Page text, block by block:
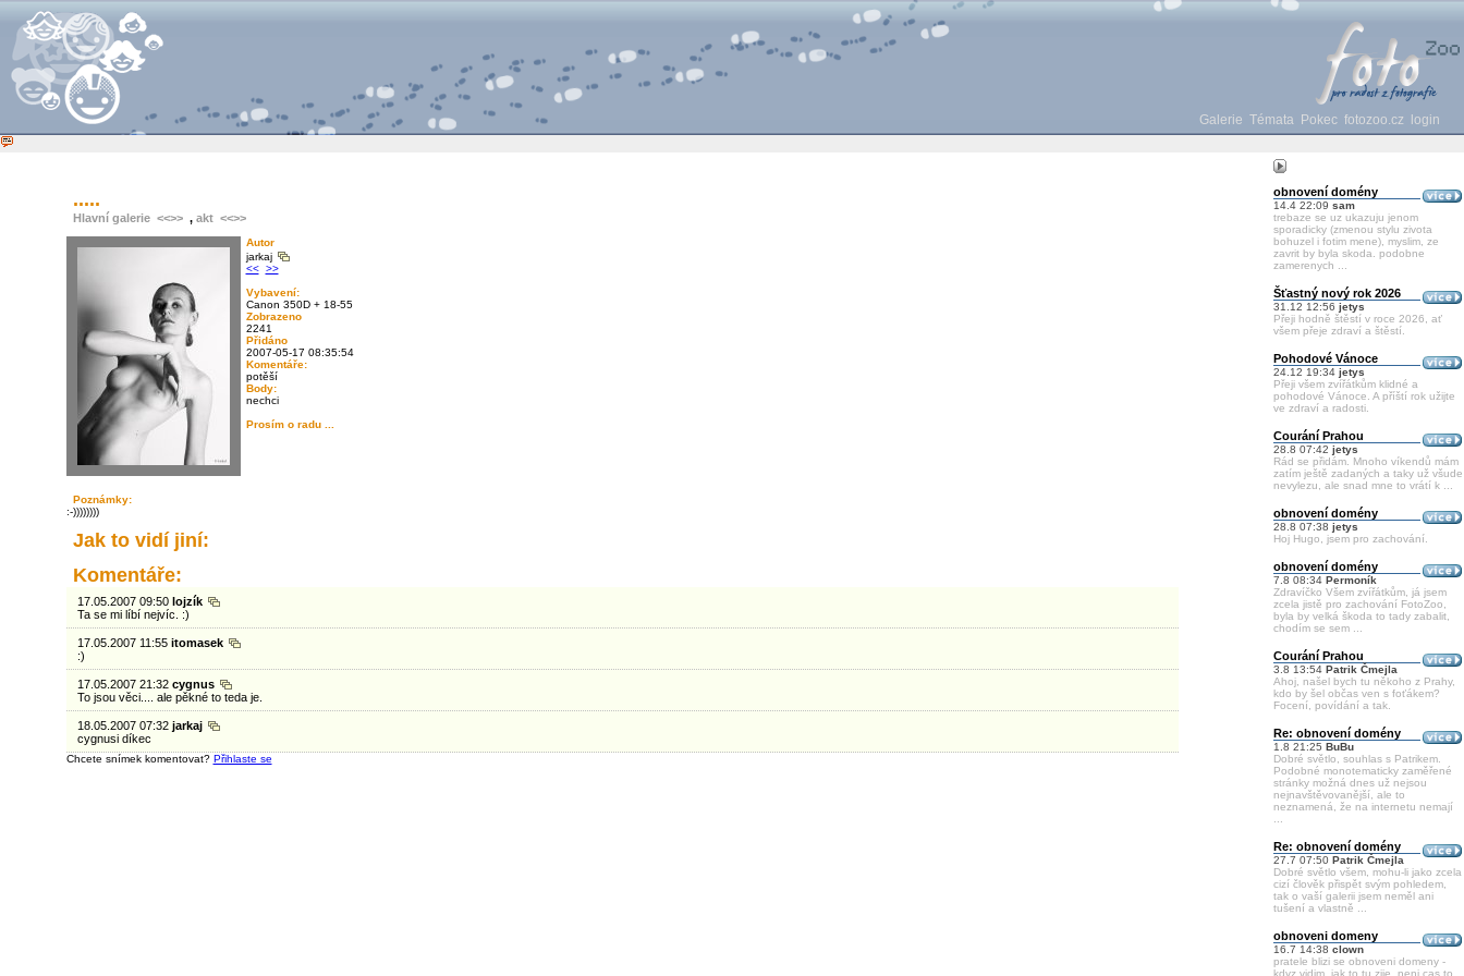
Galerie Témata Pokec fotozoo.cz login
obnovení domény
14.4 22:09 sam
trebaze se uz ukazuju jenom
sporadicky (zmenou stylu zivota
bohuzel i fotim mene), myslim, ze
zavrit by byla skoda. podobne
zamerenych ...
Šťastný nový rok 2026
31.12 12:56 jetys
Přeji hodně štěstí v roce 2026, ať
všem přeje zdraví a štěstí.
Pohodové Vánoce
24.12 19:34 jetys
Přeji všem zvířátkům klidné a
pohodové Vánoce. A příští rok užijte
ve zdraví a radosti.
Courání Prahou
28.8 07:42 jetys
Rád se přidám. Mnoho víkendů mám
zatím ještě zadaných a taky už všude
nevylezu, ale snad mne to vrátí k ...
obnovení domény
28.8 07:38 jetys
Hoj Hugo, jsem pro zachování.
obnovení domény
7.8 08:34 Permoník
Zdravíčko Všem zvířátkům, já jsem
zcela jistě pro zachování FotoZoo,
byla by velká škoda to tady zabalit,
chodím se sem ...
Courání Prahou
3.8 13:54 Patrik Čmejla
Ahoj, našel bych tu někoho z Prahy,
kdo by šel občas ven s foťákem?
Focení, povídání a tak.
Re: obnovení domény
1.8 21:25 BuBu
Dobré světlo, souhlas s Patrikem.
Podobné monotematicky zaměřené
stránky možná dnes už nejsou
nejnavštěvovanější, ale to
neznamená, že na internetu nemají
Re: obnovení domény
27.7 07:50 Patrik Čmejla
Dobré světlo všem, mohu-li jako zcela
cizí člověk přispět svým pohledem,
tak o vaší galerii jsem neměl ani
tušení a vlastně ...
obnoveni domeny
16.7 14:38 clown
pratele blizi se obnoveni domeny -
kdyz vidim, jak to tu zije, neni cas to
.....
Hlavní galerie <<>>, akt <<>>
Autor
jarkaj
<< >>
Vybavení:
Canon 350D + 18-55
Zobrazeno
2241
Přidáno
2007-05-17 08:35:54
Komentáře:
potěší
Body:
nechci
Prosím o radu ...
Poznámky:
:-))))))))
Jak to vidí jiní:
Komentáře:
17.05.2007 09:50 lojzík
Ta se mi líbí nejvíc. :)
17.05.2007 11:55 itomasek
:)
17.05.2007 21:32 cygnus
To jsou věci.... ale pěkné to teda je.
18.05.2007 07:32 jarkaj
cygnusi díkec
Chcete snímek komentovat? Přihlaste se